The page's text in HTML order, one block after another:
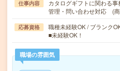
仕事内容
カタログギフトに関わる
管理・問い合わせ対応 (
応募資格
職種未経験OK / ブランク
■未経験OK！
職場の雰囲気